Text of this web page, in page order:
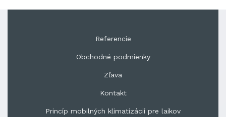
Referencie
Obchodné podmienky
Zľava
Kontakt
Princíp mobilných klimatizácií pre laikov